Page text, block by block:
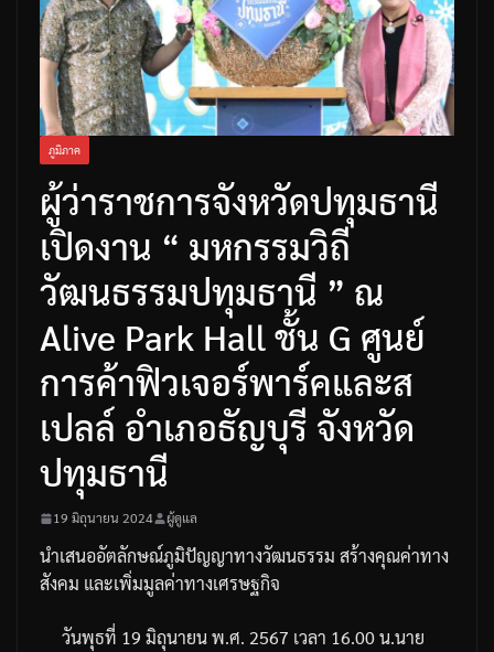
ภูมิภาค
ผู้ว่าราชการจังหวัดปทุมธานี
เปิดงาน “ มหกรรมวิถี
วัฒนธรรมปทุมธานี ” ณ
Alive Park Hall ชั้น G ศูนย์
การค้าฟิวเจอร์พาร์คและส
เปลล์ อำเภอธัญบุรี จังหวัด
ปทุมธานี
19 มิถุนายน 2024 ผู้ดูแล
นำเสนออัตลักษณ์ภูมิปัญญาทางวัฒนธรรม สร้างคุณค่าทาง
สังคม และเพิ่มมูลค่าทางเศรษฐกิจ
วันพุธที่ 19 มิถุนายนพ.ศ. 2567 เวลา 16.00น.นาย